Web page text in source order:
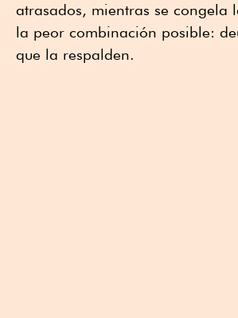
atrasados, mientras se congela
la peor combinación posible:
que la respalden.